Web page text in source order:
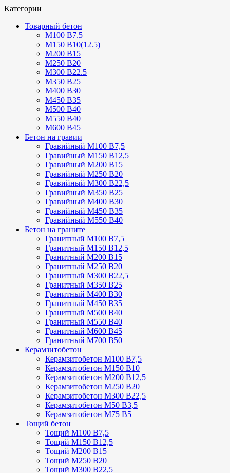
Категории
Товарный бетон
М100 В7.5
М150 В10(12.5)
М200 В15
М250 В20
М300 В22.5
М350 В25
М400 В30
М450 В35
М500 В40
М550 В40
М600 В45
Бетон на гравии
Гравийный М100 В7,5
Гравийный М150 В12,5
Гравийный М200 В15
Гравийный М250 В20
Гравийный М300 В22,5
Гравийный М350 В25
Гравийный М400 В30
Гравийный М450 В35
Гравийный М550 В40
Бетон на граните
Гранитный М100 В7,5
Гранитный М150 В12,5
Гранитный М200 В15
Гранитный М250 В20
Гранитный М300 В22,5
Гранитный М350 В25
Гранитный М400 В30
Гранитный М450 В35
Гранитный М500 В40
Гранитный М550 В40
Гранитный М600 В45
Гранитный М700 В50
Керамзитобетон
Керамзитобетон М100 В7,5
Керамзитобетон М150 В10
Керамзитобетон М200 В12,5
Керамзитобетон М250 В20
Керамзитобетон М300 В22,5
Керамзитобетон М50 В3,5
Керамзитобетон М75 В5
Тощий бетон
Тощий М100 В7,5
Тощий М150 В12,5
Тощий М200 В15
Тощий М250 В20
Тощий М300 В22,5